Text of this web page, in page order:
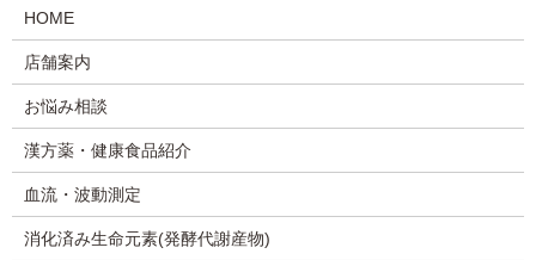
HOME
店舗案内
お悩み相談
漢方薬・健康食品紹介
血流・波動測定
消化済み生命元素(発酵代謝産物)